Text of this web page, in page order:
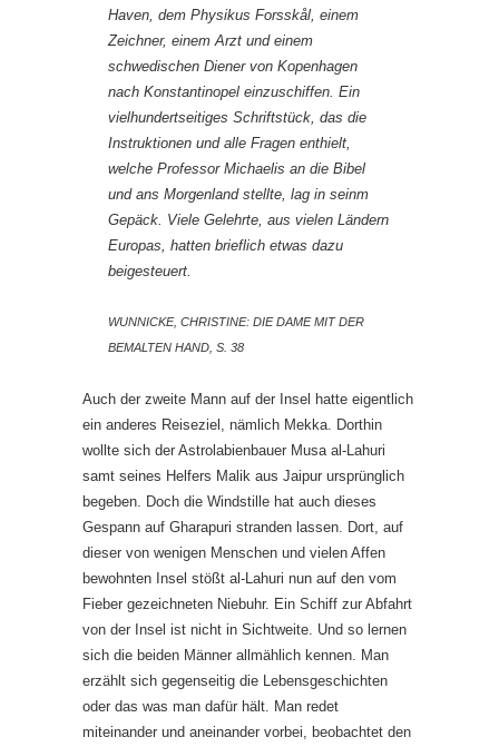
Haven, dem Physikus Forsskål, einem
Zeichner, einem Arzt und einem
schwedischen Diener von Kopenhagen
nach Konstantinopel einzuschiffen. Ein
vielhundertseitiges Schriftstück, das die
Instruktionen und alle Fragen enthielt,
welche Professor Michaelis an die Bibel
und ans Morgenland stellte, lag in seinm
Gepäck. Viele Gelehrte, aus vielen Ländern
Europas, hatten brieflich etwas dazu
beigesteuert.
WUNNICKE, CHRISTINE: DIE DAME MIT DER
BEMALTEN HAND, S. 38
Auch der zweite Mann auf der Insel hatte eigentlich
ein anderes Reiseziel, nämlich Mekka. Dorthin
wollte sich der Astrolabienbauer Musa al-Lahuri
samt seines Helfers Malik aus Jaipur ursprünglich
begeben. Doch die Windstille hat auch dieses
Gespann auf Gharapuri stranden lassen. Dort, auf
dieser von wenigen Menschen und vielen Affen
bewohnten Insel stößt al-Lahuri nun auf den vom
Fieber gezeichneten Niebuhr. Ein Schiff zur Abfahrt
von der Insel ist nicht in Sichtweite. Und so lernen
sich die beiden Männer allmählich kennen. Man
erzählt sich gegenseitig die Lebensgeschichten
oder das was man dafür hält. Man redet
miteinander und aneinander vorbei, beobachtet den